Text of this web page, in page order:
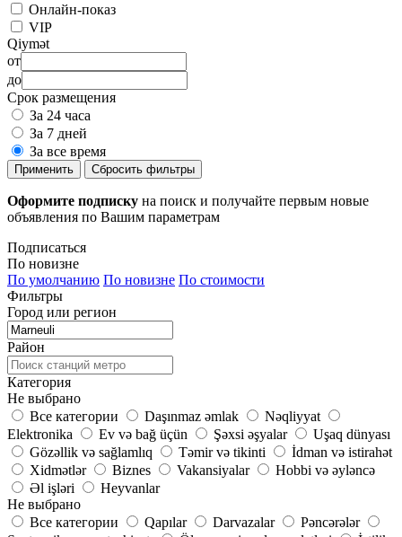
Онлайн-показ
VIP
Qiymət
от
до
Срок размещения
За 24 часа
За 7 дней
За все время
Применить Сбросить фильтры
Оформите подписку на поиск и получайте первым новые
объявления по Вашим параметрам
Подписаться
По новизне
По умолчанию По новизне По стоимости
Фильтры
Город или регион
Район
Категория
Не выбрано
Все категории
Daşınmaz əmlak
Nəqliyyat
Elektronika
Ev və bağ üçün Şəxsi əşyalar
Uşaq dünyası
Gözəllik və sağlamlıq
Təmir və tikinti
İdman və istirahət
Xidmətlər
Biznes Vakansiyalar
Hobbi və əyləncə
Əl işləri
Heyvanlar
Не выбрано
Все категории
Qapılar Darvazalar
Pəncərələr